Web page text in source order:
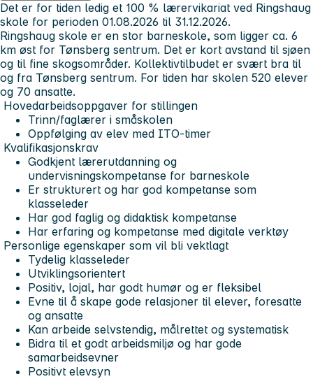
Det er for tiden ledig et 100 % lærervikariat ved Ringshaug
skole for perioden 01.08.2026 til 31.12.2026.
Ringshaug skole er en stor barneskole, som ligger ca. 6
km øst for Tønsberg sentrum. Det er kort avstand til sjøen
og til fine skogsområder. Kollektivtilbudet er svært bra til
og fra Tønsberg sentrum. For tiden har skolen 520 elever
og 70 ansatte.
Hovedarbeidsoppgaver for stillingen
Trinn/faglærer i småskolen
Oppfølging av elev med ITO-timer
Kvalifikasjonskrav
Godkjent lærerutdanning og
undervisningskompetanse for barneskole
Er strukturert og har god kompetanse som
klasseleder
Har god faglig og didaktisk kompetanse
Har erfaring og kompetanse med digitale verktøy
Personlige egenskaper som vil bli vektlagt
Tydelig klasseleder
Utviklingsorientert
Positiv, lojal, har godt humør og er fleksibel
Evne til å skape gode relasjoner til elever, foresatte
og ansatte
Kan arbeide selvstendig, målrettet og systematisk
Bidra til et godt arbeidsmiljø og har gode
samarbeidsevner
Positivt elevsyn